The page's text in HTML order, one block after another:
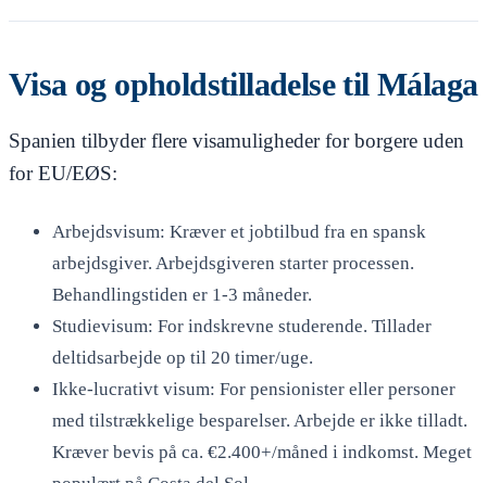
Visa og opholdstilladelse til Málaga
Spanien tilbyder flere visamuligheder for borgere uden
for EU/EØS:
Arbejdsvisum: Kræver et jobtilbud fra en spansk
arbejdsgiver. Arbejdsgiveren starter processen.
Behandlingstiden er 1-3 måneder.
Studievisum: For indskrevne studerende. Tillader
deltidsarbejde op til 20 timer/uge.
Ikke-lucrativt visum: For pensionister eller personer
med tilstrækkelige besparelser. Arbejde er ikke tilladt.
Kræver bevis på ca. €2.400+/måned i indkomst. Meget